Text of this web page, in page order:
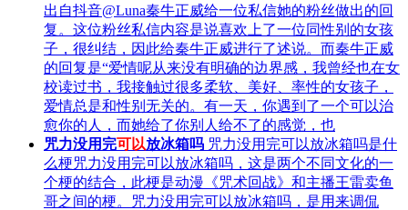
出自抖音@Luna秦牛正威给一位私信她的粉丝做出的回
复。这位粉丝私信内容是说喜欢上了一位同性别的女孩
子，很纠结，因此给秦牛正威进行了述说。而秦牛正威
的回复是“爱情呢从来没有明确的边界感，我曾经也在女
校读过书，我接触过很多柔软、美好、率性的女孩子，
爱情总是和性别无关的。有一天，你遇到了一个可以治
愈你的人，而她给了你别人给不了的感觉，也
咒力没用完可以放冰箱吗 咒力没用完可以放冰箱吗是什
么梗咒力没用完可以放冰箱吗，这是两个不同文化的一
个梗的结合，此梗是动漫《咒术回战》和主播王雷卖鱼
哥之间的梗。咒力没用完可以放冰箱吗，是用来调侃